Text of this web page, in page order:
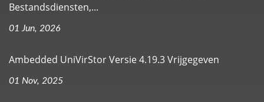
Bestandsdiensten,...
01 Jun, 2026
Ambedded UniVirStor Versie 4.19.3 Vrijgegeven
01 Nov, 2025